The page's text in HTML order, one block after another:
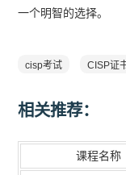
一个明智的选择。
cisp考试 CISP证
相关推荐：
课程名称